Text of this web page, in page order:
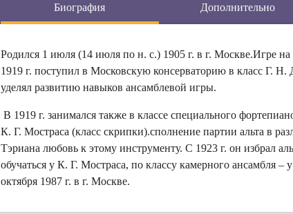
Биография Дополнительно
Родился 1 июля (14 июля по н. с.) 1905 г. в г. Москве.Игре
1919 г. поступил в Московскую консерваторию в класс Г.
уделял развитию навыков ансамблевой игры.
В 1919 г. занимался также в классе специального
К. Г. Мостраса (класс скрипки).сполнение партии альта в
Тэриана любовь к этому инструменту. С 1923 г. он избрал
обучаться у К. Г. Мостраса, по классу камерного ансамбля
октября 1987 г. в г. Москве.